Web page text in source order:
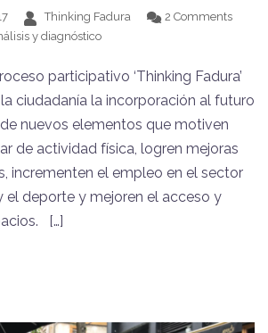
Thinking Fadura
2 Comments
y diagnóstico
participativo ‘Thinking Fadura’
ciudadanía la incorporación al futuro
nuevos elementos que motiven
de actividad física, logren mejoras
incrementen el empleo en el sector
el deporte y mejoren el acceso y
[…]